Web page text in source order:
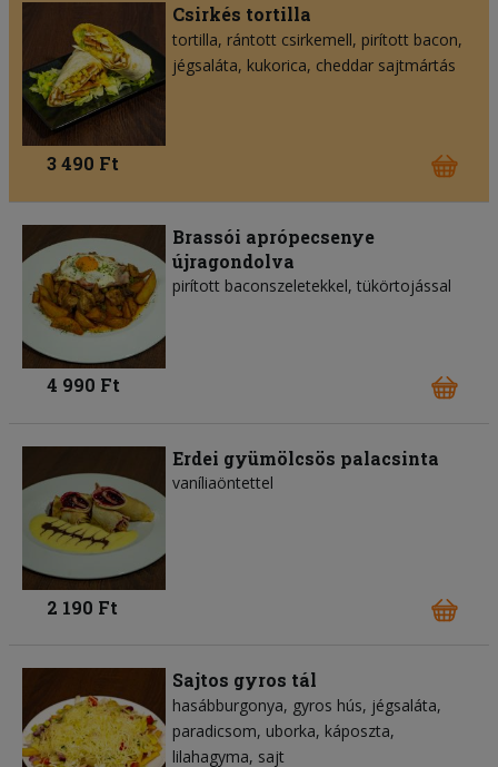
Csirkés tortilla
tortilla rántott csirkemell pirított bacon
jégsaláta kukorica cheddar sajtmártás
3 490 Ft
Brassói aprópecsenye
újragondolva
pirított baconszeletekkel, tükörtojással
4 990 Ft
Erdei gyümölcsös palacsinta
vaníliaöntettel
2 190 Ft
Sajtos gyros tál
hasábburgonya gyros hús jégsaláta
paradicsom uborka káposzta
lilahagyma sajt